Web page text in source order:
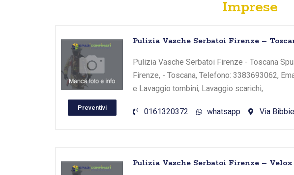
Imprese
Preventivi
Pulizia Vasche Serbatoi Firenze –
Pulizia Vasche Serbatoi Firenze - Toscana
Firenze, - Toscana, Telefono: 3383693062,
e Lavaggio tombini, Lavaggio scarichi,
0161320372 whatsapp Via
Pulizia Vasche Serbatoi Firenze – Velox